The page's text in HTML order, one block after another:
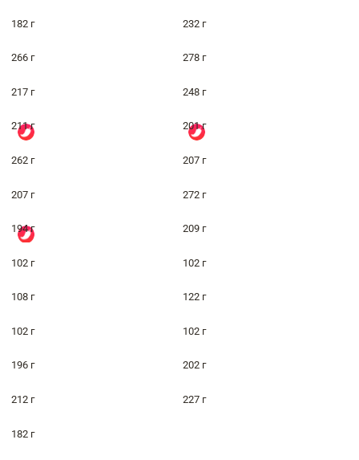
182 г 232 г
266 г 278 г
217 г 248 г
211 г 201 г
262 г 207 г
207 г 272 г
194 г 209 г
102 г 102 г
108 г 122 г
102 г 102 г
196 г 202 г
212 г 227 г
182 г